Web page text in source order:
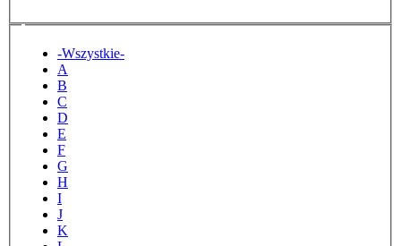
-Wszystkie-
A
B
C
D
E
F
G
H
I
J
K